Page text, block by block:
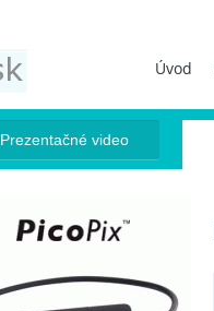
Úvod
Prezentačné video